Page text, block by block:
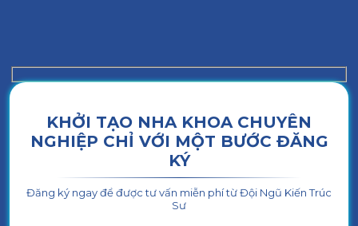
KHỞI TẠO NHA KHOA CHUYÊN
NGHIỆP CHỈ VỚI MỘT BƯỚC ĐĂNG
KÝ
Đăng ký ngay để được tư vấn miễn phí từ Đội Ngũ Kiến Trúc
Sư